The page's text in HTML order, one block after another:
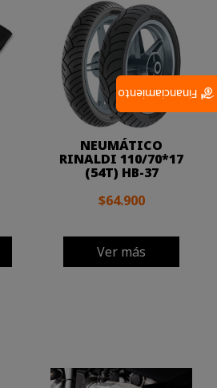
NEUMÁTICO
RINALDI 110/70*17
(54T) HB-37
$64.900
Ver más
Financiamiento